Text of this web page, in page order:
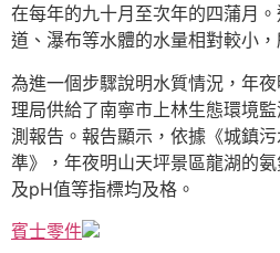
在每年的九十月至次年的四蒲月
道、瀑布等水體的水量相對較小
為進一個步驟說明水質情況，年
理局供給了南寧市上林生態環境
測報告。報告顯示，依據《城鎮
準》，年夜明山天坪景區龍湖的
及pH值等指標均及格。
賓士零件